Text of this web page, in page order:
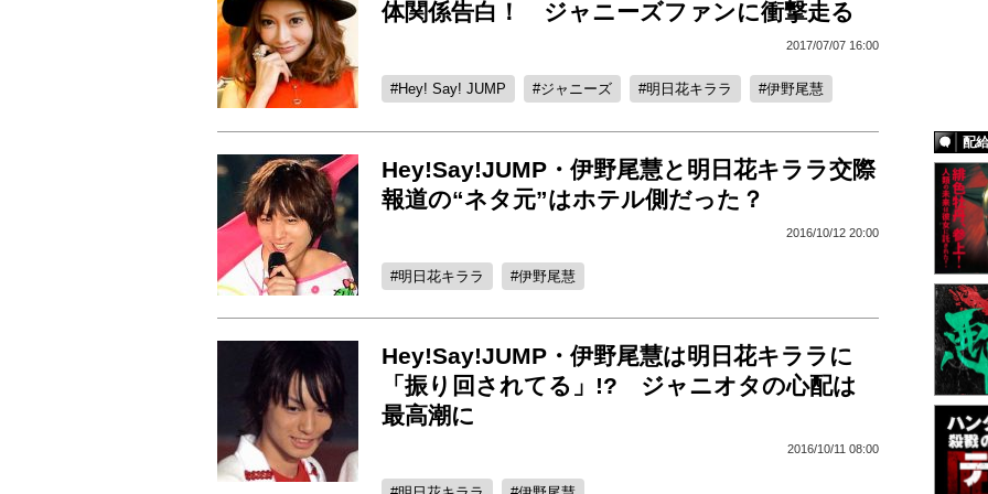
体関係告白！ ジャニーズファンに衝撃走る
2017/07/07 16:00
Hey! Say! JUMP ジャニーズ 明日花キララ 伊野尾慧
Hey!Say!JUMP・伊野尾慧と明日花キララ交際
報道の“ネタ元”はホテル側だった？
2016/10/12 20:00
明日花キララ 伊野尾慧
Hey!Say!JUMP・伊野尾慧は明日花キララに
「振り回されてる」!? ジャニオタの心配は
最高潮に
2016/10/11 08:00
配